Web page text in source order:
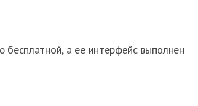
бесплатной, а ее интерфейс выполнен